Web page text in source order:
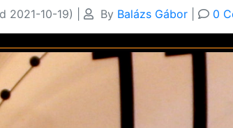
2021-10-19) By Balázs Gábor 0